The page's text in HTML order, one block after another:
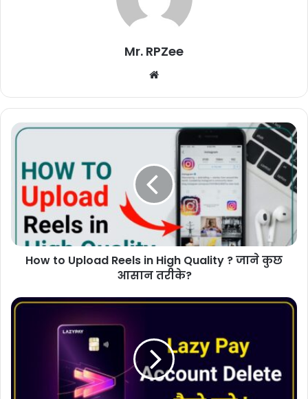
Mr. RPZee
Website
How to Upload Reels in High Quality ? जाने कुछ
आसान तरीके?